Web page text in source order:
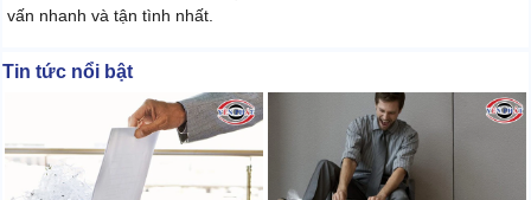
vấn nhanh và tận tình nhất.
Tin tức nổi bật